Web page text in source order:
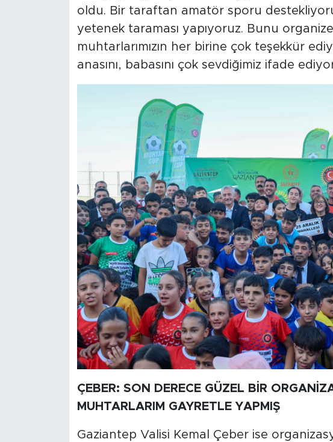
oldu. Bir taraftan amatör sporu
yetenek taraması yapıyoruz. Bunu
muhtarlarımızın her birine çok teşekkür
anasını, babasını çok sevdiğimiz ifade
ÇEBER: SON DERECE GÜZEL BİR
MUHTARLARIM GAYRETLE YAPMIŞ
Gaziantep Valisi Kemal Çeber ise